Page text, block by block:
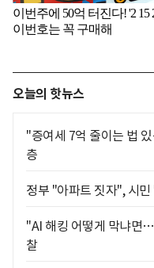
오늘의 핫뉴스
"증여세 7억 줄이는 법
층
정부 "아파트 짓자", 시
"AI 해킹 어떻게 막냐면
찰